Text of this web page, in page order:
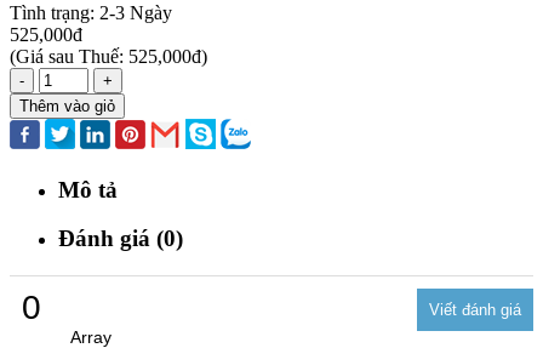
Tình trạng: 2-3 Ngày
525,000đ
(Giá sau Thuế: 525,000đ)
-
+
Thêm vào giỏ
Mô tả
Đánh giá (0)
0
Array